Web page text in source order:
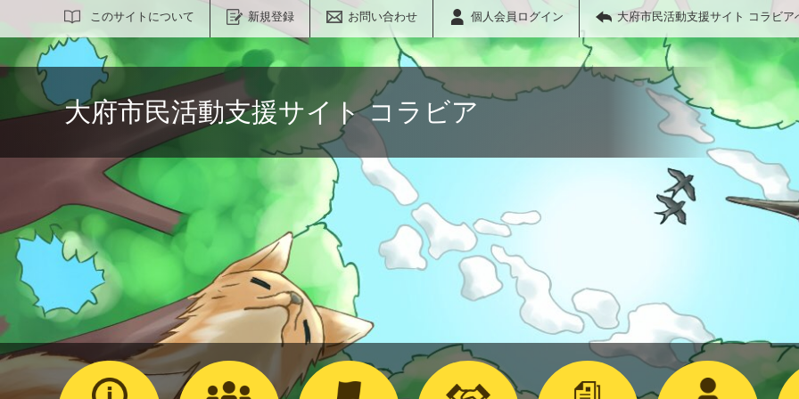
このサイトについて 新規登録 お問い合わせ 個人会員ログイン 大府市民活動支援サイト コラビア
サイト内検索
大府市民活動支援サイト コラビア